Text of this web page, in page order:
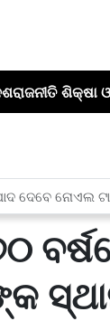
ରାଜନୀତି ଶିକ୍ଷା
ଦେବେ ନୋଏଲ